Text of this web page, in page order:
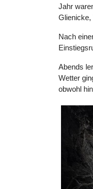
Jahr
Glienicke,
Nach
Abends
Wetter
obwohl